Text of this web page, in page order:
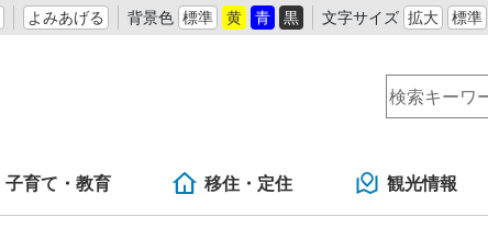
よみあげる 背景色 標準 黄 青 黒 文字サイズ 拡大 標準
子育て・教育 移住・定住 観光情報